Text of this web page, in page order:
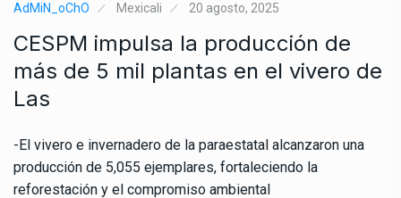
AdMiN_oChO Mexicali 20 agosto, 2025
CESPM impulsa la producción de
más de 5 mil plantas en el vivero de
Las
-El vivero e invernadero de la paraestatal alcanzaron una
producción de 5,055 ejemplares, fortaleciendo la
reforestación y el compromiso ambiental